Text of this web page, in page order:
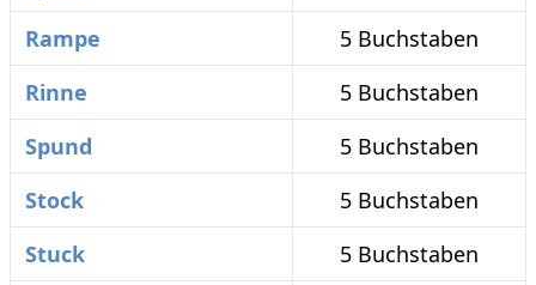
Rampe
5 Buchstaben
Rinne
5 Buchstaben
Spund
5 Buchstaben
Stock
5 Buchstaben
Stuck
5 Buchstaben